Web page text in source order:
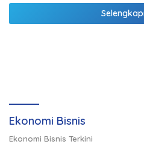
Ekonomi Bisnis
Ekonomi Bisnis Terkini